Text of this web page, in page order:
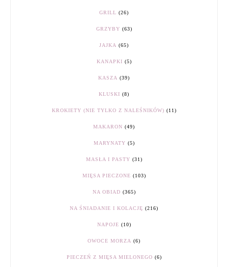
GRILL (26)
GRZYBY (63)
JAJKA (65)
KANAPKI (5)
KASZA (39)
KLUSKI (8)
KROKIETY (NIE TYLKO Z NALEŚNIKÓW) (11)
MAKARON (49)
MARYNATY (5)
MASŁA I PASTY (31)
MIĘSA PIECZONE (103)
NA OBIAD (365)
NA ŚNIADANIE I KOLACJĘ (216)
NAPOJE (10)
OWOCE MORZA (6)
PIECZEŃ Z MIĘSA MIELONEGO (6)